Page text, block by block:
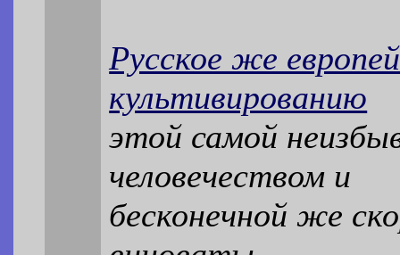
Русское же
культивированию
этой самой
человечеством и
бесконечной же